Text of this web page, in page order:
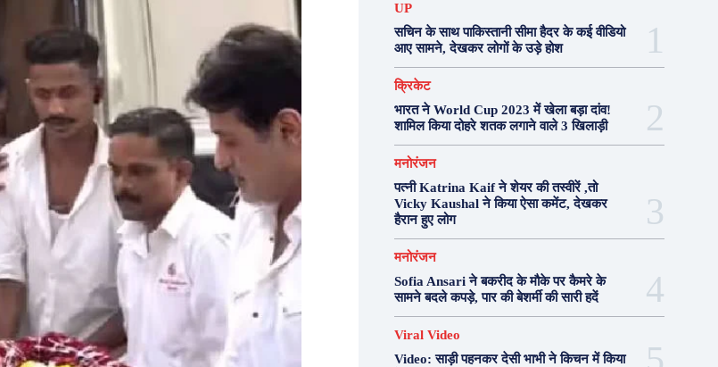
UP
सचिन के साथ पाकिस्तानी सीमा हैदर के कई वीडियो
आए सामने, देखकर लोगों के उड़े होश
क्रिकेट
भारत ने World Cup 2023 में खेला बड़ा दांव!
शामिल किया दोहरे शतक लगाने वाले 3 खिलाड़ी
मनोरंजन
पत्नी Katrina Kaif ने शेयर की तस्वीरें ,तो
Vicky Kaushal ने किया ऐसा कमेंट, देखकर
हैरान हुए लोग
मनोरंजन
Sofia Ansari ने बकरीद के मौके पर कैमरे के
सामने बदले कपड़े, पार की बेशर्मी की सारी हदें
Viral Video
Video: साड़ी पहनकर देसी भाभी ने किचन में किया